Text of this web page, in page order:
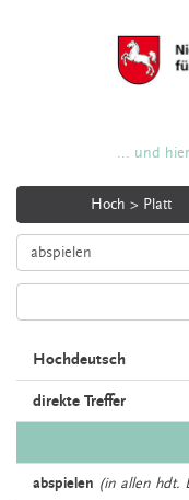
... und
Hoch > Platt
Hochdeutsch
direkte Treffer
abspielen (in allen hdt.